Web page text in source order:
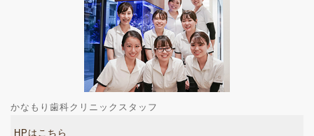
かなもり歯科クリニックスタッフ
HPはこちら